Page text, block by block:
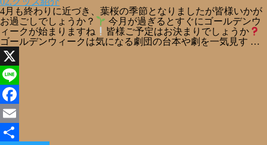
4月も終わりに近づき、葉桜の季節となりましたが皆様いかが
お過ごしでしょうか？
今月が過ぎるとすぐにゴールデンウ
ィークが始まりますね
皆様ご予定はお決まりでしょうか
ゴールデンウィークは気になる劇団の台本や劇を一気見す …
X
Line
Facebook
Email